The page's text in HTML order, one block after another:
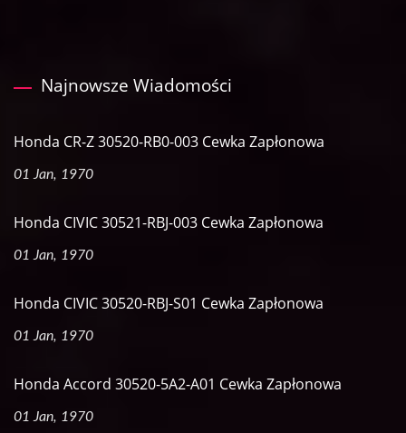
Najnowsze Wiadomości
Honda CR-Z 30520-RB0-003 Cewka Zapłonowa
01 Jan, 1970
Honda CIVIC 30521-RBJ-003 Cewka Zapłonowa
01 Jan, 1970
Honda CIVIC 30520-RBJ-S01 Cewka Zapłonowa
01 Jan, 1970
Honda Accord 30520-5A2-A01 Cewka Zapłonowa
01 Jan, 1970